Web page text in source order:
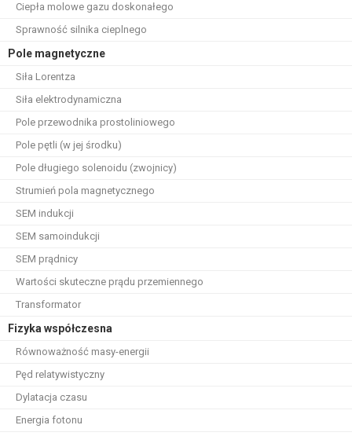
Ciepła molowe gazu doskonałego
Sprawność silnika cieplnego
Pole magnetyczne
Siła Lorentza
Siła elektrodynamiczna
Pole przewodnika prostoliniowego
Pole pętli (w jej środku)
Pole długiego solenoidu (zwojnicy)
Strumień pola magnetycznego
SEM indukcji
SEM samoindukcji
SEM prądnicy
Wartości skuteczne prądu przemiennego
Transformator
Fizyka współczesna
Równoważność masy-energii
Pęd relatywistyczny
Dylatacja czasu
Energia fotonu